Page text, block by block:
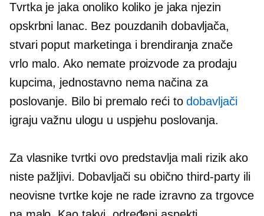
Tvrtka je jaka onoliko koliko je jaka njezin
opskrbni lanac. Bez pouzdanih dobavljača,
stvari poput marketinga i brendiranja znače
vrlo malo. Ako nemate proizvode za prodaju
kupcima, jednostavno nema načina za
poslovanje. Bilo bi premalo reći todobavljači
igraju važnu ulogu u uspjehu poslovanja.
Za vlasnike tvrtki ovo predstavlja mali rizik ako
niste pažljivi. Dobavljači su običnothird-party ili
neovisne tvrtke koje ne rade izravno za trgovce